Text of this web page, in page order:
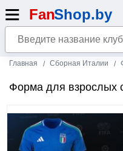
Главная Сборная Италии
Форма для взрослых